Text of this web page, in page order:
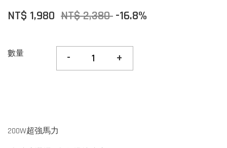
NT$ 1,980 NT$ 2,380 -16.8%
數量 - +
200W超強馬力